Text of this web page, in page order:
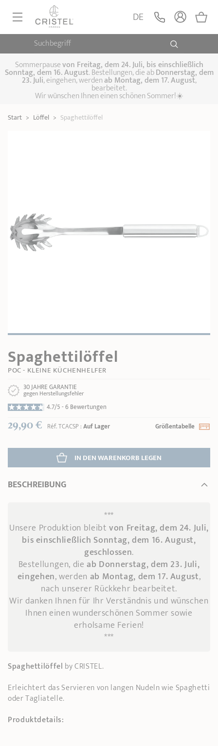
Suchbegriff
DE
PRODUKTBERATER
REZEPTE UND TIPPS
PFANNEN, SAUTEUSEN
Pfannen Sauteusen Crêpepfannen
KOCHTÖPFE, SCHMORTÖPFE
Kochtöpfe Schmortöpfe,
Fleischtöpfe
DAMFPAUFSÄTZE
KÜCHENHELFER
SPEZIELLE KÜCHENUTENSILIEN
Ofenform - Bräter Wasserbadeinsätze Marmelade
Deckel
Unsere Auswahl
Sommerpausevon Freitag, dem 24. Juli, bis einschließlich
Sonntag, dem 16. August. Bestellungen, die abDonnerstag, dem
23. Juli, eingehen, werdenab Montag, dem 17. August,
bearbeitet.
Wir wünschen Ihnen einen schönen Sommer!☀️
Start > Löffel > Spaghettilöffel
Spaghettilöffel
POC - KLEINE KÜCHENHELFER
30 JAHRE GARANTIE
gegen Herstellungsfehler
4.7/5 -6 Bewertungen
29,90 € Réf.TCACSP:Auf Lager Größentabelle
LEGEN
BESCHREIBUNG
***
Unsere Produktion bleibtvon Freitag, dem 24. Juli,
bis einschließlich Sonntag, dem 16. August,
geschlossen.
Bestellungen, dieab Donnerstag, dem 23. Juli,
eingehen, werden ab Montag, dem 17. August,
nach unserer Rückkehr bearbeitet.
Wir danken Ihnen für Ihr Verständnis und wünschen
Ihnen einen wunderschönen Sommer sowie
erholsame Ferien!
***
Spaghettilöffel by CRISTEL.
Erleichtert das Servieren von langen Nudeln wie Spaghetti
oder Tagliatelle.
Produktdetails:
Spaghettilöffel
POC - Kleine Küchenhelfer 29,90 € LEGEN